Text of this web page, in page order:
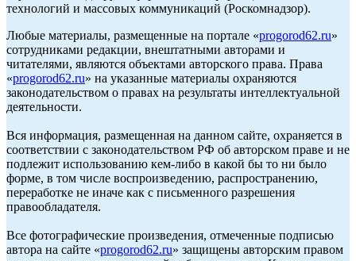
технологий и массовых коммуникаций (Роскомнадзор).
Любые материалы, размещенные на портале «progorod62.ru»
сотрудниками редакции, внештатными авторами и
читателями, являются объектами авторского права. Права
«progorod62.ru» на указанные материалы охраняются
законодательством о правах на результаты интеллектуальной
деятельности.
Вся информация, размещенная на данном сайте, охраняется в
соответствии с законодательством РФ об авторском праве и не
подлежит использованию кем-либо в какой бы то ни было
форме, в том числе воспроизведению, распространению,
переработке не иначе как с письменного разрешения
правообладателя.
Все фотографические произведения, отмеченные подписью
автора на сайте «progorod62.ru» защищены авторским правом